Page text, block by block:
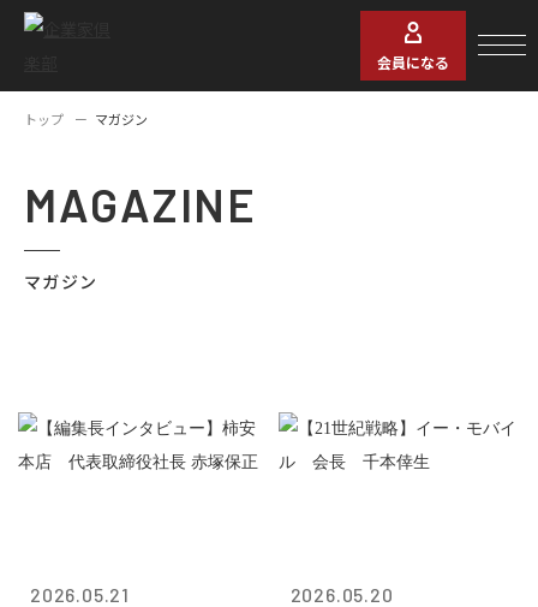
会員になる
トップ マガジン
MAGAZINE
マガジン
2026.05.21 2026.05.20